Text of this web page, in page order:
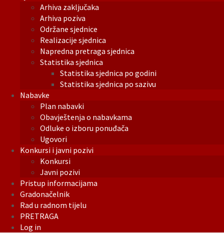
Arhiva zaključaka
Arhiva poziva
Održane sjednice
Realizacije sjednica
Napredna pretraga sjednica
Statistika sjednica
Statistika sjednica po godini
Statistika sjednica po sazivu
Nabavke
Plan nabavki
Obavještenja o nabavkama
Odluke o izboru ponuđača
Ugovori
Konkursi i javni pozivi
Konkursi
Javni pozivi
Pristup informacijama
Gradonačelnik
Rad u radnom tijelu
PRETRAGA
Log in